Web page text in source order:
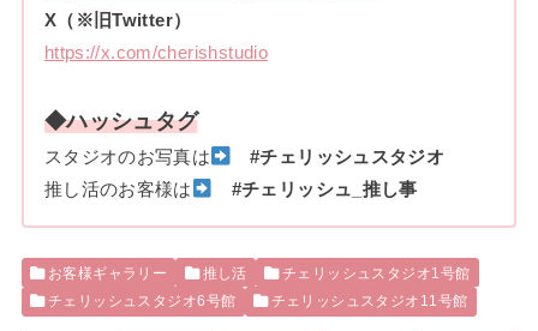
X（※旧Twitter）
https://x.com/cherishstudio
◆ハッシュタグ
スタジオのお写真は
#チェリッシュスタジオ
推し活のお客様は
#チェリッシュ_推し事
お客様ギャラリー 推し活
チェリッシュスタジオ1号館
チェリッシュスタジオ6号館
チェリッシュスタジオ11号館